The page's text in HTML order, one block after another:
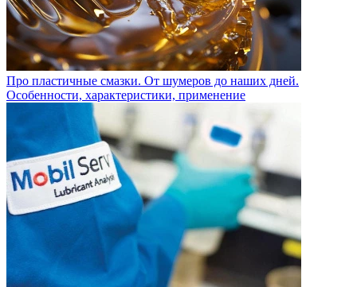
Про пластичные смазки. От шумеров до наших дней.
Особенности, характеристики, применение